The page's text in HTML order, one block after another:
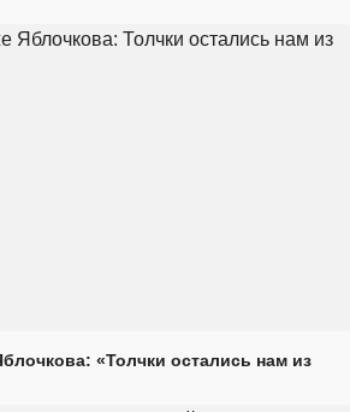
«Толчки остались нам из